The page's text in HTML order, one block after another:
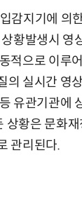
감지기에 의
황발생시 영
적으로 이루
의 실시간 영
유관기관에
상황은 문화
관리된다.